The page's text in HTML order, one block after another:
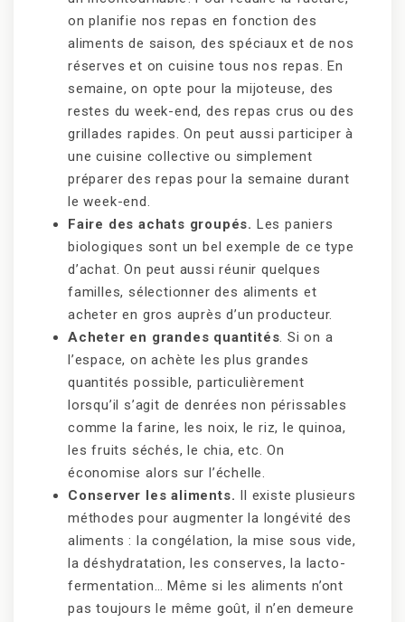
on planifie nos repas en fonction des
aliments de saison, des spéciaux et de nos
réserves et on cuisine tous nos repas. En
semaine, on opte pour la mijoteuse, des
restes du week-end, des repas crus ou des
grillades rapides. On peut aussi participer à
une cuisine collective ou simplement
préparer des repas pour la semaine durant
le week-end.
Faire des achats groupés. Les paniers
biologiques sont un bel exemple de ce type
d’achat. On peut aussi réunir quelques
familles, sélectionner des aliments et
acheter en gros auprès d’un producteur.
Acheter en grandes quantités. Si on a
l’espace, on achète les plus grandes
quantités possible, particulièrement
lorsqu’il s’agit de denrées non périssables
comme la farine, les noix, le riz, le quinoa,
les fruits séchés, le chia, etc. On
économise alors sur l’échelle.
Conserver les aliments. Il existe plusieurs
méthodes pour augmenter la longévité des
aliments : la congélation, la mise sous vide,
la déshydratation, les conserves, la lacto-
fermentation… Même si les aliments n’ont
pas toujours le même goût, il n’en demeure